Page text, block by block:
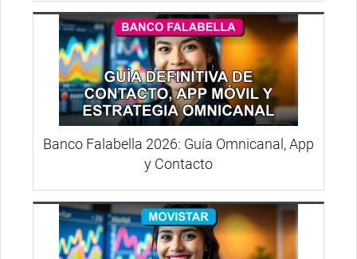
Banco Falabella 2026: Guía Omnicanal, App
y Contacto